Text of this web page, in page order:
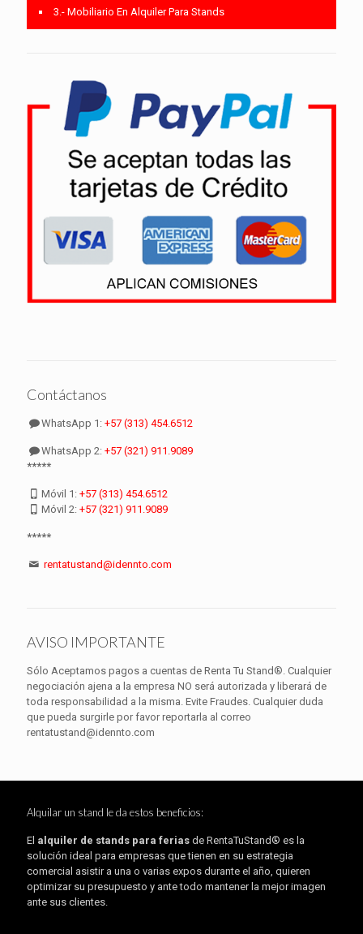
3.- Mobiliario En Alquiler Para Stands
Contáctanos
WhatsApp 1:+57 (313) 454.6512
WhatsApp 2:+57 (321) 911.9089
*****
Móvil 1:+57 (313) 454.6512
Móvil 2:+57 (321) 911.9089
*****
rentatustand@idennto.com
AVISO IMPORTANTE
Sólo Aceptamos pagos a cuentas de Renta Tu Stand®. Cualquier
negociación ajena a la empresa NO será autorizada y liberará de
toda responsabilidad a la misma. Evite Fraudes. Cualquier duda
que pueda surgirle por favor reportarla al correo
rentatustand@idennto.com
Alquilar un stand le da estos beneficios:
El alquiler de stands para ferias de RentaTuStand® es la
solución ideal para empresas que tienen en su estrategia
comercial asistir a una o varias expos durante el año, quieren
optimizar su presupuesto y ante todo mantener la mejor imagen
ante sus clientes.